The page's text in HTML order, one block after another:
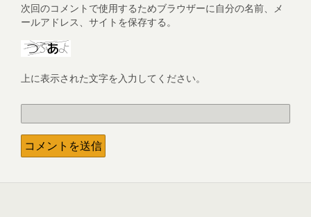
次回のコメントで使用するためブラウザーに自分の名前、メ
ールアドレス、サイトを保存する。
上に表示された文字を入力してください。